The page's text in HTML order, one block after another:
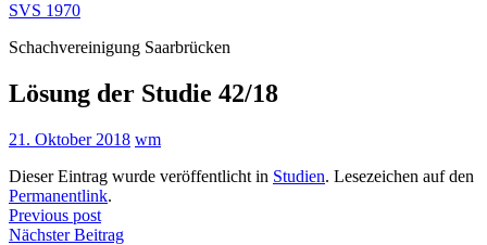
SVS 1970
Schachvereinigung Saarbrücken
Lösung der Studie 42/18
21. Oktober 2018 wm
Dieser Eintrag wurde veröffentlicht in Studien. Lesezeichen auf den
Permanentlink.
Beitragsnavigation
Previous post
Nächster Beitrag